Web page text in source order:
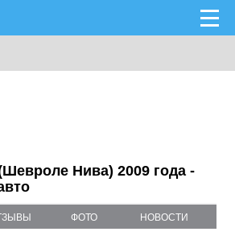
Нива) 2009 года -
ФОТО НОВОСТИ